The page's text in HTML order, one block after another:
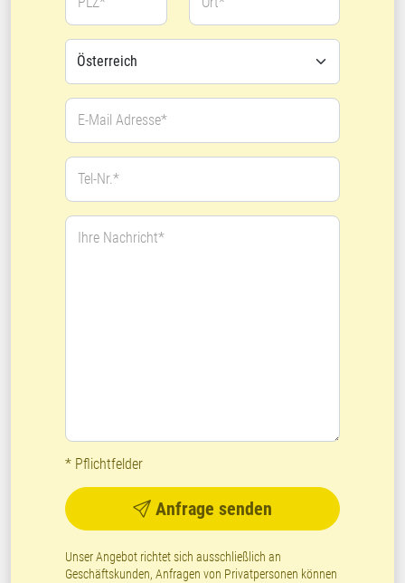
E-Mail Adresse*
Tel-Nr.*
Ihre Nachricht*
* Pflichtfelder
Anfrage senden
Unser Angebot richtet sich ausschließlich an
Geschäftskunden, Anfragen von Privatpersonen können